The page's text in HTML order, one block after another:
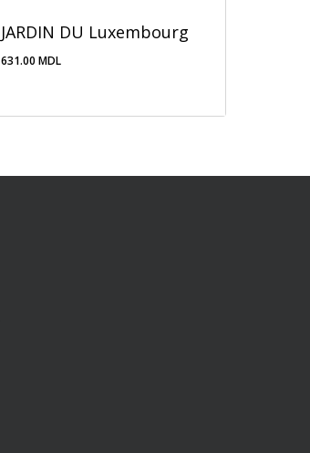
JARDIN DU Luxembourg
631.00 MDL